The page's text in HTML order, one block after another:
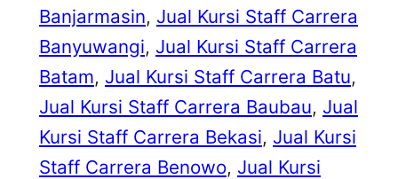
Banjarmasin, Jual Kursi Staff Carrera
Banyuwangi, Jual Kursi Staff Carrera
Batam, Jual Kursi Staff Carrera Batu
Jual Kursi Staff Carrera Baubau, Jual
Kursi Staff Carrera Bekasi, Jual Kursi
Staff Carrera Benowo, Jual Kursi